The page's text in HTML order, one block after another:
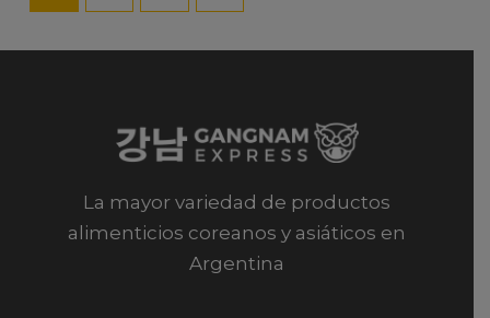
La mayor variedad de productos
alimenticios coreanos y asiáticos en
Argentina